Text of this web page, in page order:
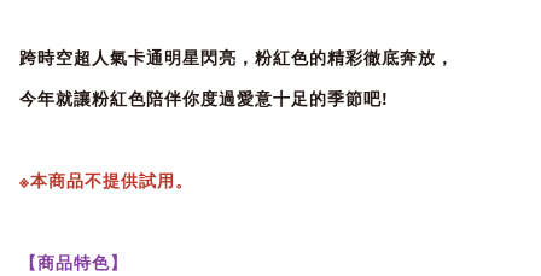
跨時空超人氣卡通明星閃亮，粉紅色的精彩徹底奔放，
今年就讓粉紅色陪伴你度過愛意十足的季節吧!
※本商品不提供試用。
【商品特色】